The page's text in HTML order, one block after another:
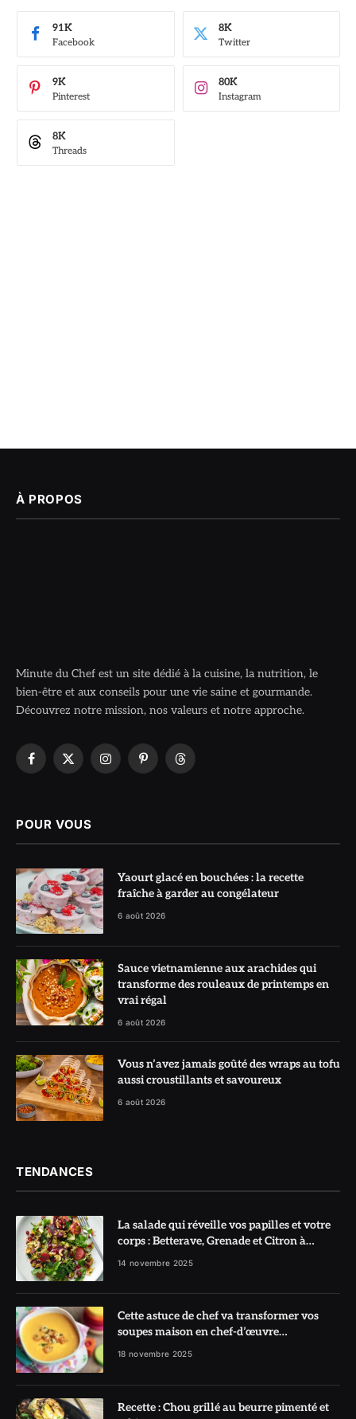
Facebook
91K
Twitter
8K
Pinterest
9K
Instagram
80K
Threads
8K
À PROPOS
Minute du Chef est un site dédié à la cuisine, la nutrition, le
bien-être et aux conseils pour une vie saine et gourmande.
Découvrez notre mission, nos valeurs et notre approche.
Facebook
X
InstagramPinterestThreads
POUR VOUS
Yaourt glacé en bouchées : la recette
fraîche à garder au congélateur
6 août 2026
Sauce vietnamienne aux arachides qui
transforme des rouleaux de printemps en
vrai régal
6 août 2026
Vous n’avez jamais goûté des wraps au tofu
aussi croustillants et savoureux
6 août 2026
TENDANCES
La salade qui réveille vos papilles et votre
corps : Betterave, Grenade et Citron à
l’honneur
14 novembre 2025
Cette astuce de chef va transformer vos
soupes maison en chef-d’œuvre
réconfortant
18 novembre 2025
Recette : Chou grillé au beurre pimenté et